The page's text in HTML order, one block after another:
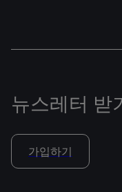
뉴스레터 받
가입하기